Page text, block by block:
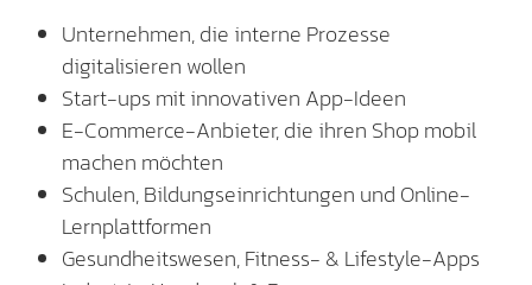
Unternehmen, die interne Prozesse
digitalisieren wollen
Start-ups mit innovativen App-Ideen
E-Commerce-Anbieter, die ihren Shop mobil
machen möchten
Schulen, Bildungseinrichtungen und Online-
Lernplattformen
Gesundheitswesen, Fitness- & Lifestyle-Apps